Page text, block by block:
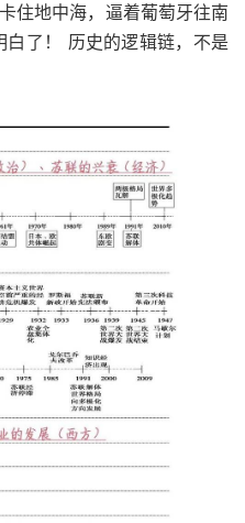
住地中海，逼着葡萄牙往南
了！ 历史的逻辑链，不是